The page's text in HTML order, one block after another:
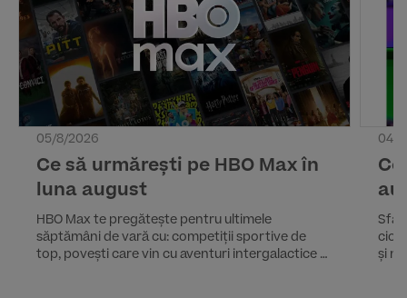
05/8/2026
Ce să urmărești pe HBO Max în
luna august
HBO Max te pregătește pentru ultimele
săptămâni de vară cu: competiții sportive de
top, povești care vin cu aventuri intergalactice și
04/
și